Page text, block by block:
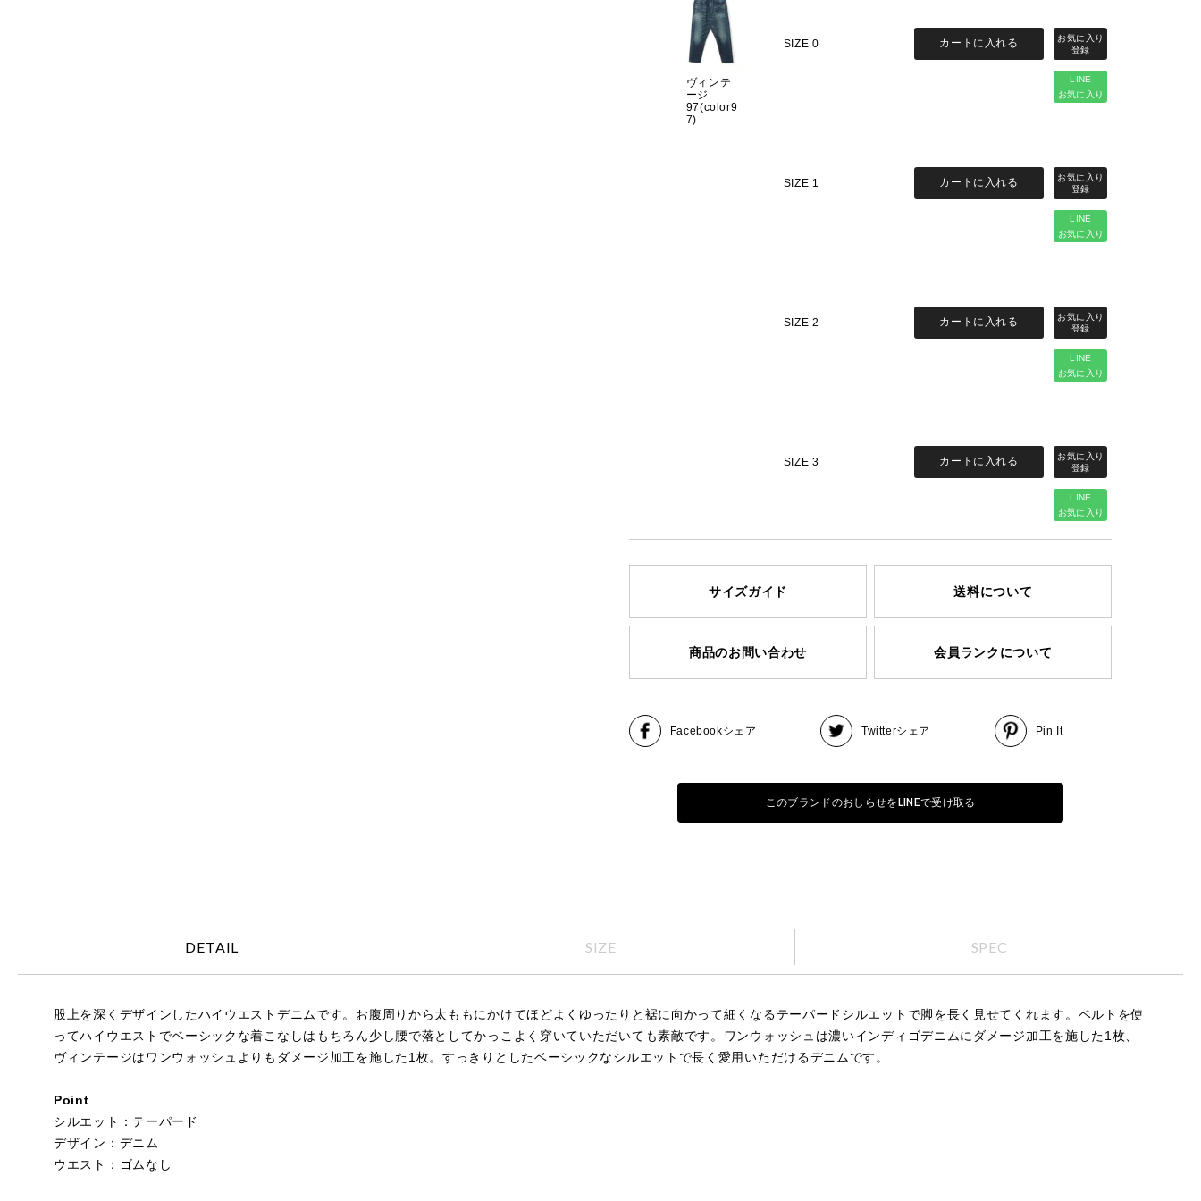
ヴィンテ
ージ
97(color9
7)
SIZE 0
LINE
お気に入り
カートに入れる
SIZE 1
LINE
お気に入り
カートに入れる
SIZE 2
LINE
お気に入り
カートに入れる
SIZE 3
LINE
お気に入り
カートに入れる
サイズガイド 送料について
商品のお問い合わせ 会員ランクについて
Facebookシェア Twitterシェア Pin It
このブランドのおしらせをLINEで受け取る
DETAIL SIZE SPEC
股上を深くデザインしたハイウエストデニムです。お腹周りから太ももにかけてほどよくゆったりと裾に向かって細くなるテーパードシルエットで脚を長く見せてくれます。ベルトを使
ってハイウエストでベーシックな着こなしはもちろん少し腰で落としてかっこよく穿いていただいても素敵です。ワンウォッシュは濃いインディゴデニムにダメージ加工を施した1枚、
ヴィンテージはワンウォッシュよりもダメージ加工を施した1枚。すっきりとしたベーシックなシルエットで長く愛用いただけるデニムです。
Point
シルエット：テーパード
デザイン：デニム
ウエスト：ゴムなし